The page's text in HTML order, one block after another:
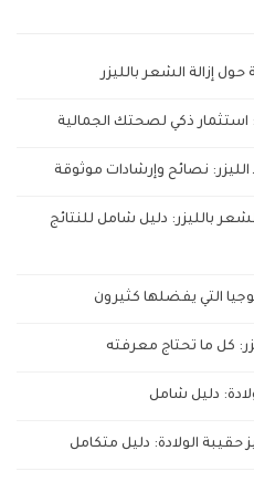
إزالة الشعر بالليزر
استثمار ذكي لصحتك الجمالية
نصائح وإرشادات موثوقة
بالليزر: دليل شامل للنتائج
التي يفضلها كثيرون
كل ما تحتاج معرفته
دليل شامل
الولادة: دليل متكامل